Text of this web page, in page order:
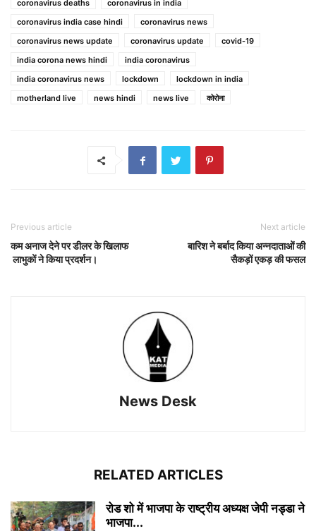
coronavirus deaths
coronavirus in india
coronavirus india case hindi
coronavirus news
coronavirus news update
coronavirus update
covid-19
india corona news hindi
india coronavirus
india coronavirus news
lockdown
lockdown in india
motherland live
news hindi news live कोरोना
Previous article
कम अनाज देने पर डीलर के खिलाफ
लाभुकों ने किया प्रदर्शन।
Next article
बारिश ने बर्बाद किया अन्नदाताओं की
सैकड़ों एकड़ की फसल
News Desk
RELATED ARTICLES
रोड शो में भाजपा के राष्ट्रीय अध्यक्ष जेपी नड्डा ने
भाजपा...